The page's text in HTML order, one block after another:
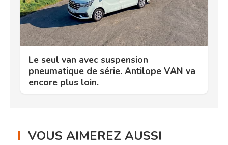
Le seul van avec suspension
pneumatique de série. Antilope VAN va
encore plus loin.
VOUS AIMEREZ AUSSI